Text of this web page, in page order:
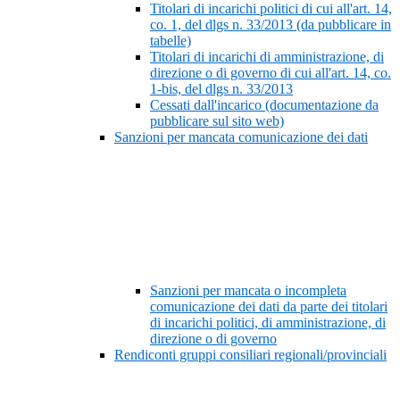
Titolari di incarichi politici di cui all'art. 14,
co. 1, del dlgs n. 33/2013 (da pubblicare in
tabelle)
Titolari di incarichi di amministrazione, di
direzione o di governo di cui all'art. 14, co.
1-bis, del dlgs n. 33/2013
Cessati dall'incarico (documentazione da
pubblicare sul sito web)
Sanzioni per mancata comunicazione dei dati
Sanzioni per mancata o incompleta
comunicazione dei dati da parte dei titolari
di incarichi politici, di amministrazione, di
direzione o di governo
Rendiconti gruppi consiliari regionali/provinciali